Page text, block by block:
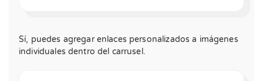
Sí, puedes agregar enlaces personalizados a imágenes
individuales dentro del carrusel.